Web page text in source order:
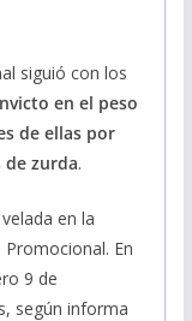
siguió con los
en el peso
de ellas por
de zurda.
en la
En
9 de
según informa